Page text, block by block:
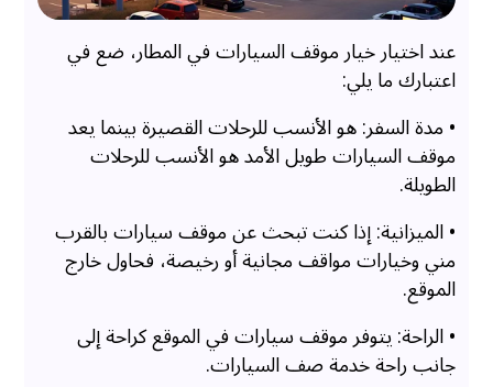
عند اختيار خيار موقف السيارات في المطار، ضع في
اعتبارك ما يلي:
• مدة السفر: هو الأنسب للرحلات القصيرة بينما يعد
موقف السيارات طويل الأمد هو الأنسب للرحلات
الطويلة.
• الميزانية: إذا كنت تبحث عن موقف سيارات بالقرب
مني وخيارات مواقف مجانية أو رخيصة، فحاول خارج
الموقع.
• الراحة: يتوفر موقف سيارات في الموقع كراحة إلى
جانب راحة خدمة صف السيارات.